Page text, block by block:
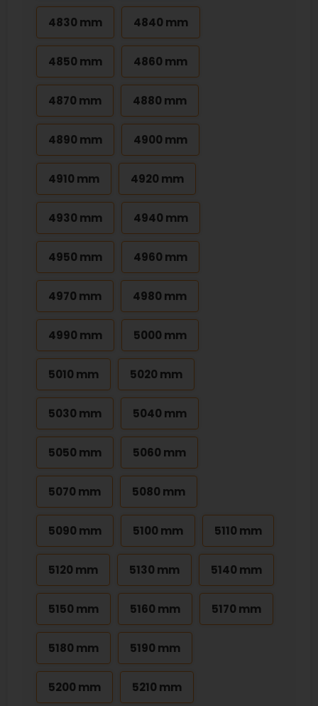
4830 mm 4840 mm
4850 mm 4860 mm
4870 mm 4880 mm
4890 mm 4900 mm
4910 mm 4920 mm
4930 mm 4940 mm
4950 mm 4960 mm
4970 mm 4980 mm
4990 mm 5000 mm
5010 mm 5020 mm
5030 mm 5040 mm
5050 mm 5060 mm
5070 mm 5080 mm
5090 mm 5100 mm 5110 mm
5120 mm 5130 mm 5140 mm
5150 mm 5160 mm 5170 mm
5180 mm 5190 mm
5200 mm 5210 mm